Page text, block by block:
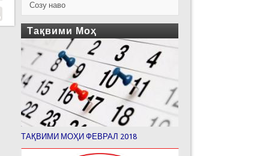
Созу наво
Тақвими Моҳ
ТАҚВИМИ МОҲИ ФЕВРАЛ 2018